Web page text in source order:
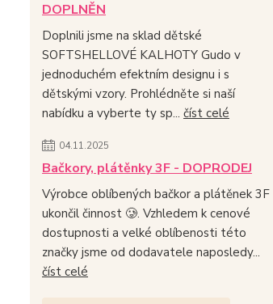
DOPLNĚN
Doplnili jsme na sklad dětské
SOFTSHELLOVÉ KALHOTY Gudo v
jednoduchém efektním designu i s
dětskými vzory. Prohlédněte si naší
nabídku a vyberte ty sp... číst celé
04.11.2025
Bačkory, plátěnky 3F - DOPRODEJ
Výrobce oblíbených bačkor a plátěnek 3F
ukončil činnost 🥲. Vzhledem k cenové
dostupnosti a velké oblíbenosti této
značky jsme od dodavatele naposledy...
číst celé